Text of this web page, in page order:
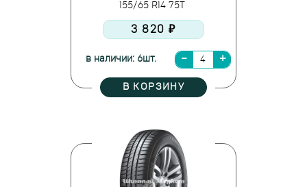
155/65 R14 75T
3 820 ₽
в наличии: 6шт.
В КОРЗИНУ